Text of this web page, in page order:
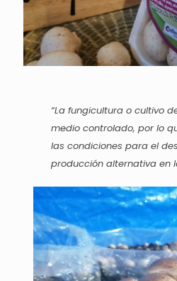
“La fungicultura o cultivo
medio controlado, por lo
las condiciones para el
producción alternativa en